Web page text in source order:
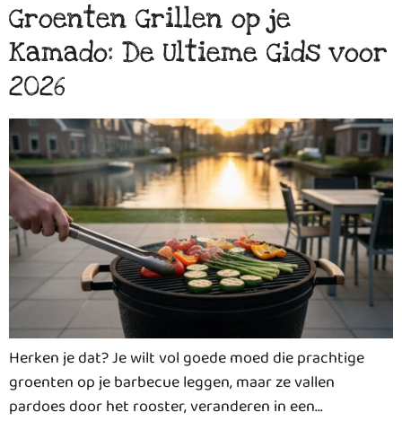
Groenten Grillen op je
Kamado: De Ultieme Gids voor
2026
Herken je dat? Je wilt vol goede moed die prachtige
groenten op je barbecue leggen, maar ze vallen
pardoes door het rooster, veranderen in een…